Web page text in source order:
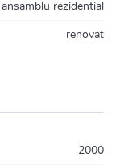
ansamblu rezidential
renovat
2000